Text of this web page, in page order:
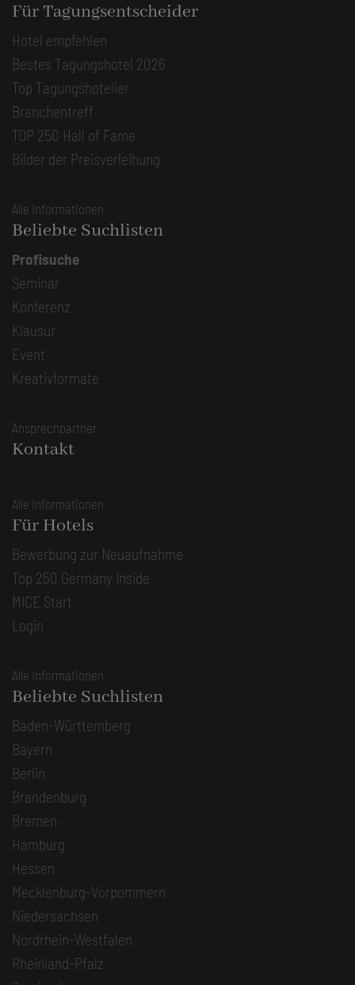
Für Tagungsentscheider
Hotel empfehlen
Bestes Tagungshotel 2026
Top Tagungshotelier
Branchentreff
TOP 250 Hall of Fame
Bilder der Preisverleihung
Alle Informationen
Beliebte Suchlisten
Profisuche
Seminar
Konferenz
Klausur
Event
Kreativformate
Ansprechpartner
Kontakt
Alle Informationen
Für Hotels
Bewerbung zur Neuaufnahme
Top 250 Germany Inside
MICE Start
Login
Alle Informationen
Beliebte Suchlisten
Baden-Württemberg
Bayern
Berlin
Brandenburg
Bremen
Hamburg
Hessen
Mecklenburg-Vorpommern
Niedersachsen
Nordrhein-Westfalen
Rheinland-Pfalz